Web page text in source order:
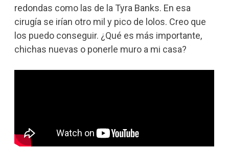
redondas como las de la Tyra Banks. En esa
cirugía se irían otro mil y pico de lolos. Creo que
los puedo conseguir. ¿Qué es más importante,
chichas nuevas o ponerle muro a mi casa?